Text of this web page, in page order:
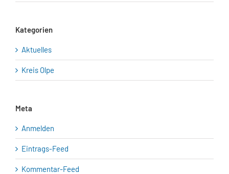
Kategorien
Aktuelles
Kreis Olpe
Meta
Anmelden
Eintrags-Feed
Kommentar-Feed